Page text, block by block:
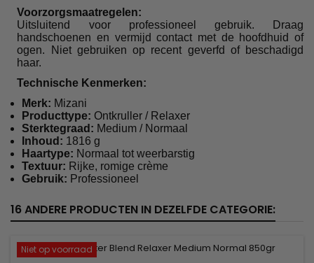
Voorzorgsmaatregelen:
Uitsluitend voor professioneel gebruik. Draag
handschoenen en vermijd contact met de hoofdhuid of
ogen. Niet gebruiken op recent geverfd of beschadigd
haar.
Technische Kenmerken:
Merk: Mizani
Producttype: Ontkruller / Relaxer
Sterktegraad: Medium / Normaal
Inhoud: 1816 g
Haartype: Normaal tot weerbarstig
Textuur: Rijke, romige crème
Gebruik: Professioneel
16 ANDERE PRODUCTEN IN DEZELFDE CATEGORIE:
Niet op voorraad